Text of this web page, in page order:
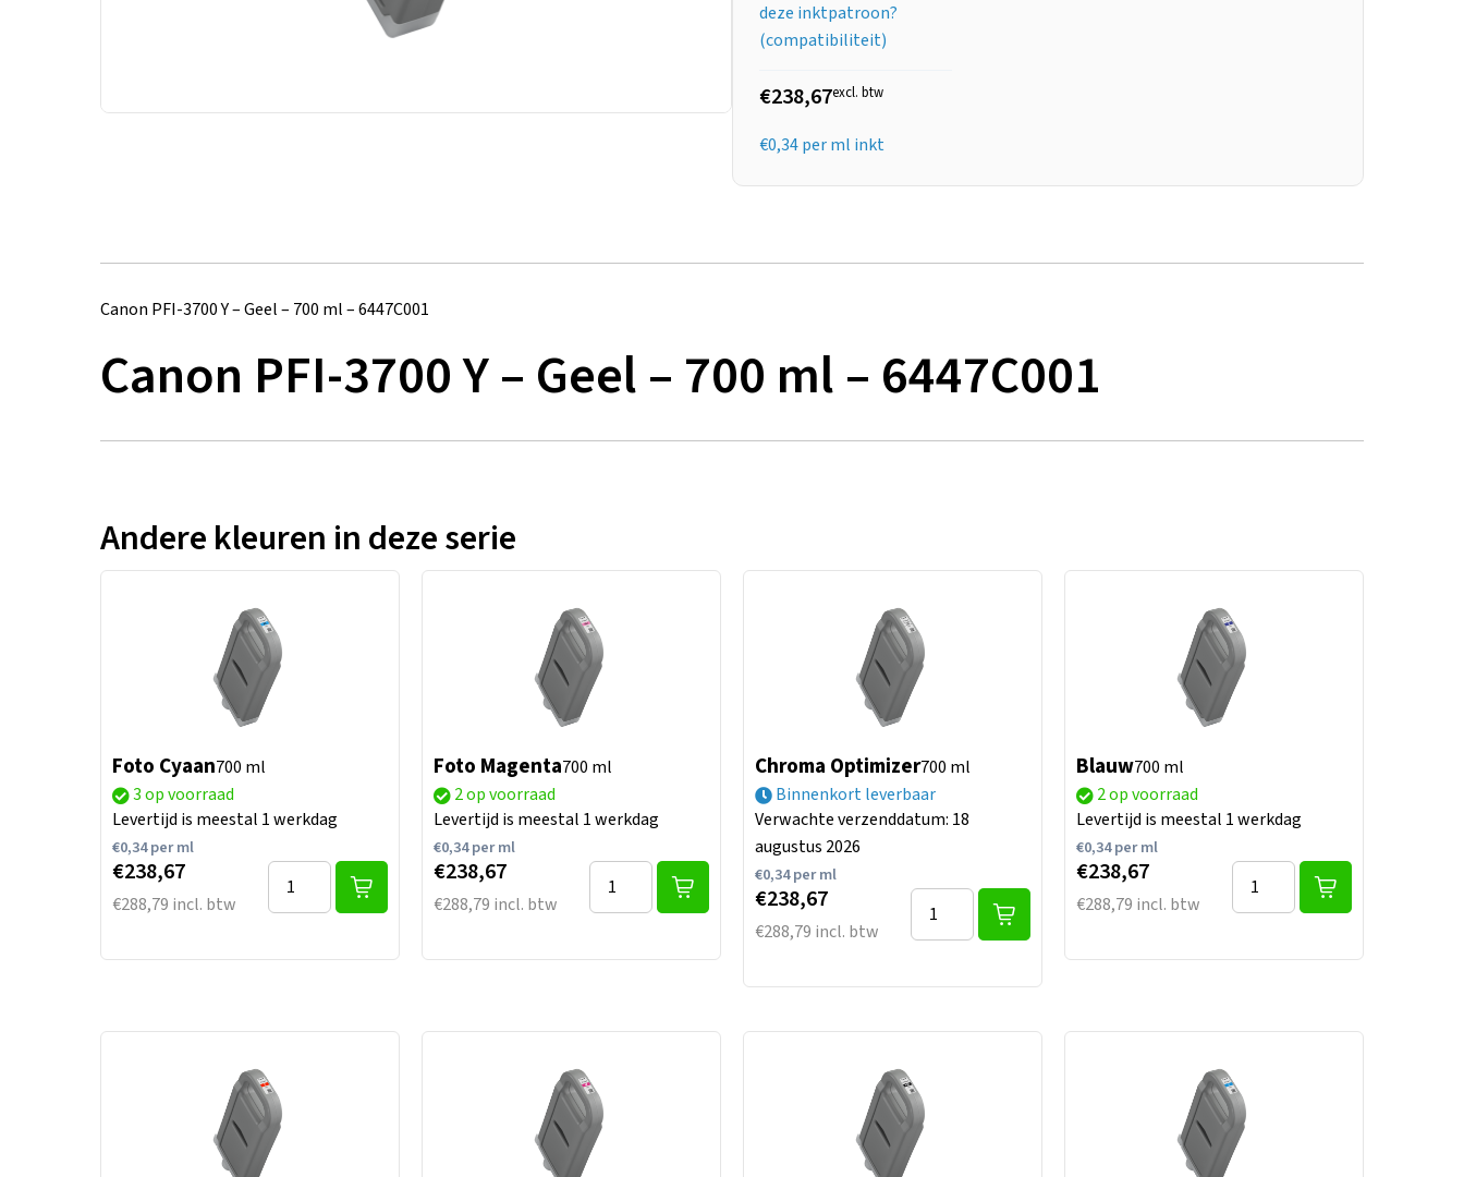
deze inktpatroon?
(compatibiliteit)
€238,67excl. btw
€0,34per ml inkt
Canon PFI-3700 Y – Geel – 700 ml – 6447C001
Canon PFI-3700 Y – Geel – 700 ml – 6447C001
Andere kleuren in deze serie
Foto Cyaan700 ml
3 op voorraad
Levertijd is meestal 1 werkdag
€0,34per ml
€238,67
€288,79 incl. btw
Foto Magenta700 ml
2 op voorraad
Levertijd is meestal 1 werkdag
€0,34per ml
€238,67
€288,79 incl. btw
Chroma Optimizer700 ml
Binnenkort leverbaar
Verwachte verzenddatum: 18
augustus 2026
€0,34per ml
€238,67
€288,79 incl. btw
Blauw700 ml
2 op voorraad
Levertijd is meestal 1 werkdag
€0,34per ml
€238,67
€288,79 incl. btw